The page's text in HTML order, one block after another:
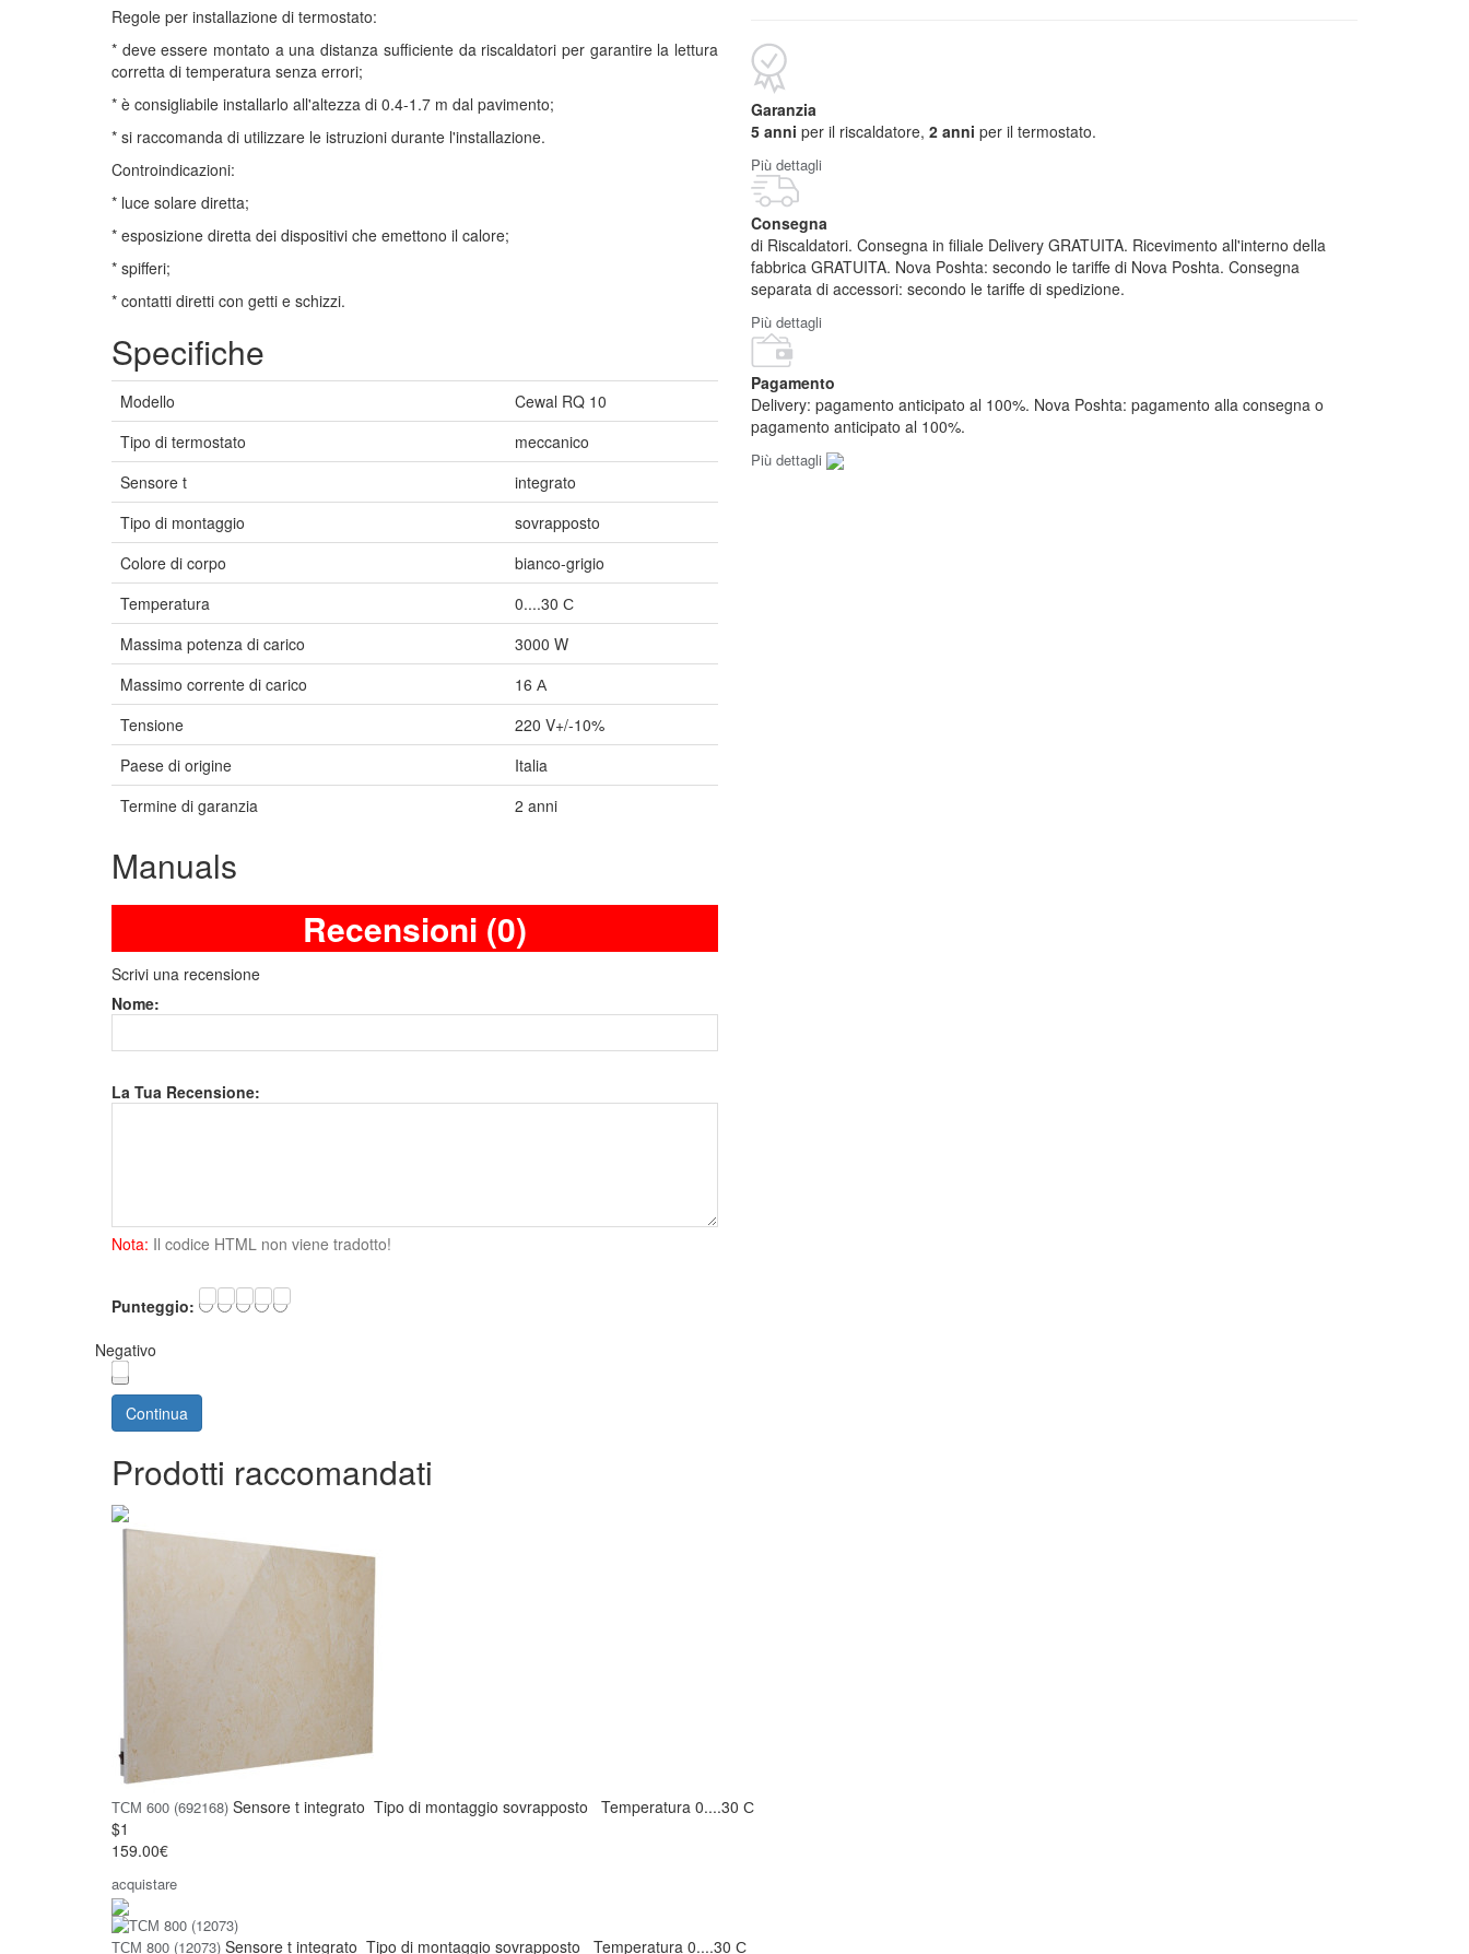
Regole per installazione di termostato:
* deve essere montato a una distanza sufficiente da riscaldatori per garantire la lettura
corretta di temperatura senza errori;
* è consigliabile installarlo all'altezza di 0.4-1.7 m dal pavimento;
* si raccomanda di utilizzare le istruzioni durante l'installazione.
Controindicazioni:
* luce solare diretta;
* esposizione diretta dei dispositivi che emettono il calore;
* spifferi;
* contatti diretti con getti e schizzi.
Specifiche
Modello
Cewal RQ 10
Tipo di termostato
meccanico
Sensore t
integrato
Tipo di montaggio
sovrapposto
Colore di corpo
bianco-grigio
Temperatura
0....30 С
Massima potenza di carico
3000 W
Massimo corrente di carico
16 А
Tensione
220 V+/-10%
Paese di origine
Italia
Termine di garanzia
2 anni
Manuals
Recensioni (0)
Scrivi una recensione
Nome:
La Tua Recensione:
Nota: Il codice HTML non viene tradotto!
Punteggio:
Negativo
Continua
Garanzia
5 anni per il riscaldatore, 2 anni per il termostato.
Più dettagli
Consegna
di Riscaldatori. Consegna in filiale Delivery GRATUITA. Ricevimento all'interno della
fabbrica GRATUITA. Nova Poshta: secondo le tariffe di Nova Poshta. Consegna
separata di accessori: secondo le tariffe di spedizione.
Più dettagli
Pagamento
Delivery: pagamento anticipato al 100%. Nova Poshta: pagamento alla consegna o
pagamento anticipato al 100%.
Più dettagli
Prodotti raccomandati
ТСМ 600 (692168) Sensore t integrato Tipo di montaggio sovrapposto Temperatura 0....30 С
$1
159.00€
acquistare
ТСМ 800 (12073) Sensore t integrato Tipo di montaggio sovrapposto Temperatura 0....30 С